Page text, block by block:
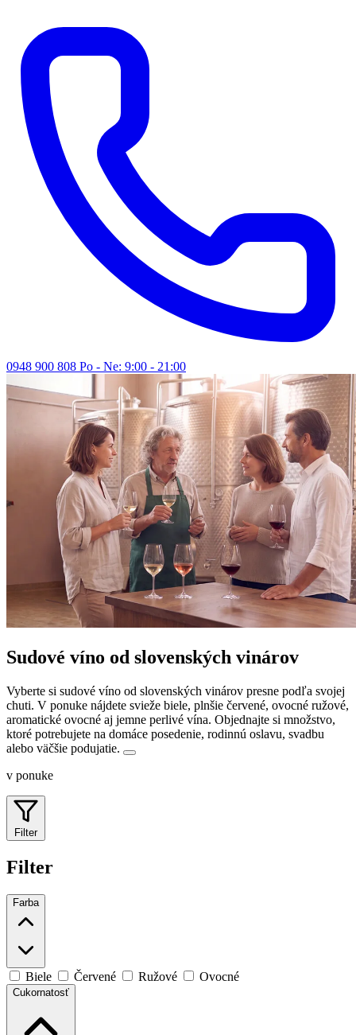
0948 900 808 Po - Ne: 9:00 - 21:00
Sudové víno od slovenských vinárov
Vyberte si sudové víno od slovenských vinárov presne podľa svojej
chuti. V ponuke nájdete svieže biele, plnšie červené, ovocné ružové,
aromatické ovocné aj jemne perlivé vína. Objednajte si množstvo,
ktoré potrebujete na domáce posedenie, rodinnú oslavu, svadbu
alebo väčšie podujatie.
v ponuke
Filter
Filter
Farba
Biele Červené Ružové Ovocné
Cukornatosť